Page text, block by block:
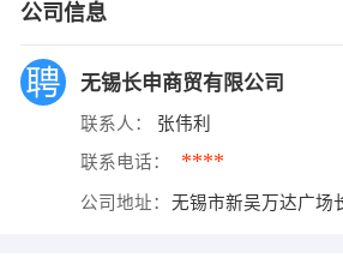
公司信息
无锡长申商贸有限公司
联系人： 张伟利
联系电话： ****
公司地址： 无锡市新吴万达广场